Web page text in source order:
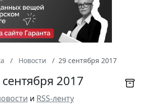
Новости 29 сентября 2017
2017
и RSS-ленту